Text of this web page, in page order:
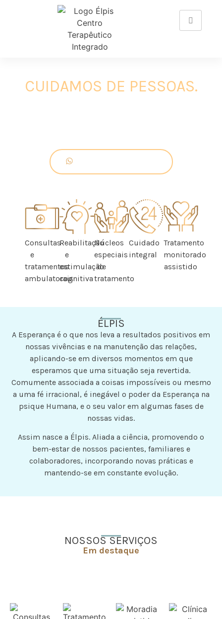
CUIDAMOS DE PESSOAS.
Consultas
e
tratamentos
ambulatorais
Reabilitação
e
estimulação
cognitiva
Núcleos
especiais
de
tratamento
Cuidado
integral
Tratamento
monitorado
assistido
ÉLPIS
A Esperança é o que nos leva a resultados positivos em
nossas vivências e na manutenção das relações,
aplicando-se em diversos momentos em que
esperamos que uma situação seja revertida.
Comumente associada a coisas impossíveis ou mesmo
a uma fé irracional, é inegável o poder da Esperança na
psique Humana, e o seu valor em algumas fases de
nossas vidas.
Assim nasce a Élpis. Aliada a ciência, promovendo o
bem-estar de nossos pacientes, familiares e
colaboradores, incorporando novas práticas e
mantendo-se em constante evolução.
NOSSOS SERVIÇOS
Em destaque